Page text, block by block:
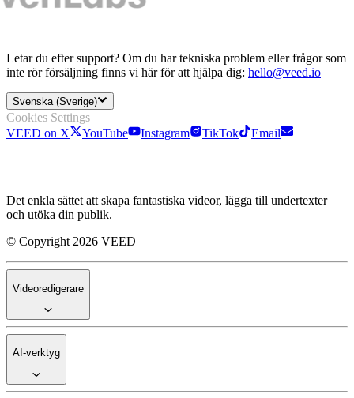
Letar du efter support? Om du har tekniska problem eller frågor som
inte rör försäljning finns vi här för att hjälpa dig: hello@veed.io
Svenska (Sverige)
Cookies Settings
VEED on X
YouTube Instagram TikTok Email
Det enkla sättet att skapa fantastiska videor, lägga till undertexter
och utöka din publik.
© Copyright 2026 VEED
Videoredigerare
AI-verktyg